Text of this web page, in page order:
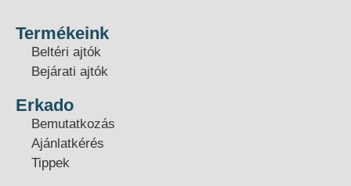
Termékeink
Beltéri ajtók
Bejárati ajtók
Erkado
Bemutatkozás
Ajánlatkérés
Tippek